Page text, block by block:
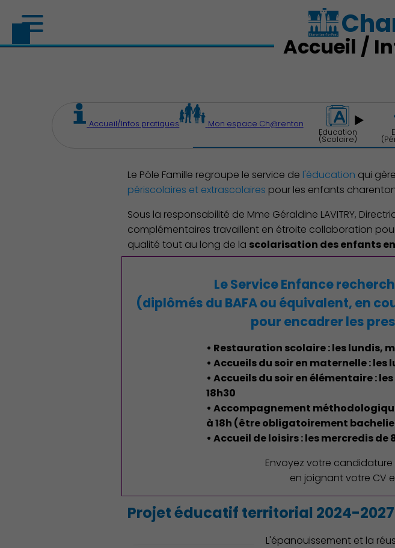
Découvrir Charenton Action
Accueil /
Accueil/Infos pratiques
Mon espace Ch@renton
Education
(Scolaire)
Le Pôle Famille regroupe le service de l'éducation qui
périscolaires et extrascolaires pour les enfants
Sous la responsabilité de Mme Géraldine LAVITRY,
complémentaires travaillent en étroite collaboration
qualité tout au long de la scolarisation des enfants en
Le Service Enfance
(diplômés du BAFA ou équivalent, en
pour encadrer les
• Restauration scolaire : les lundis,
• Accueils du soir en maternelle : les
• Accueils du soir en élémentaire :
18h30
• Accompagnement
à 18h (être obligatoirement
• Accueil de loisirs : les mercredis de
Envoyez votre candidature
en joignant votre CV
Projet éducatif territorial 2024-2027
L'épanouissement et la